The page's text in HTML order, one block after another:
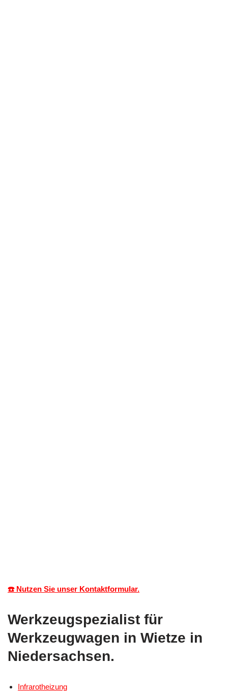
☎️ Nutzen Sie unser Kontaktformular.
Werkzeugspezialist für
Werkzeugwagen in Wietze in
Niedersachsen.
Infrarotheizung